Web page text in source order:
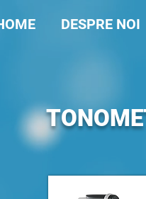
DESPRE NOI